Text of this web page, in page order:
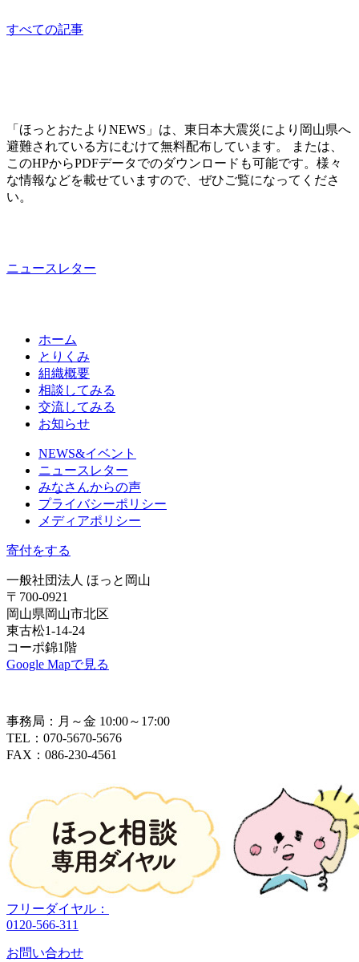
すべての記事
「ほっとおたよりNEWS」は、東日本大震災により岡山県へ
避難されている方にむけて無料配布しています。 または、
このHPからPDFデータでのダウンロードも可能です。様々
な情報などを載せていますので、ぜひご覧になってくださ
い。
ニュースレター
ホーム
とりくみ
組織概要
相談してみる
交流してみる
お知らせ
NEWS&イベント
ニュースレター
みなさんからの声
プライバシーポリシー
メディアポリシー
寄付をする
一般社団法人 ほっと岡山
〒700-0921
岡山県岡山市北区
東古松1-14-24
コーポ錦1階
Google Mapで見る
事務局：月～金 10:00～17:00
TEL：070-5670-5676
FAX：086-230-4561
フリーダイヤル：
0120-566-311
お問い合わせ